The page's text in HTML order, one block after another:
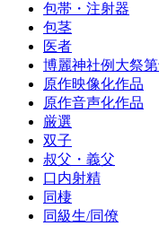
包帯・注射器
包茎
医者
博麗神社例大祭
原作映像化作品
原作音声化作品
厳選
双子
叔父・義父
口内射精
同棲
同級生/同僚